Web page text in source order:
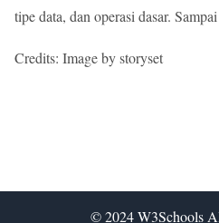
tipe data, dan operasi dasar.
Credits: Image by storyset
© 2024W3Schools